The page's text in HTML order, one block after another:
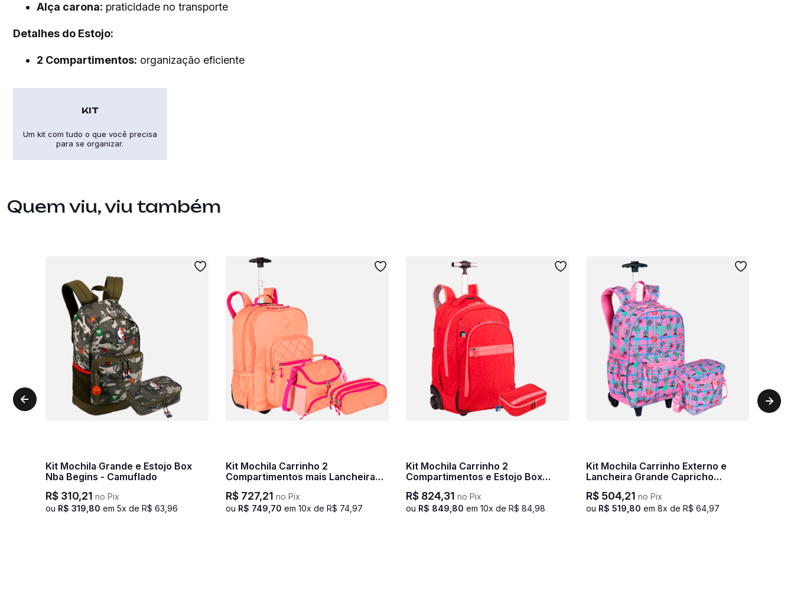
Alça carona: praticidade no transporte
Detalhes do Estojo:
2 Compartimentos: organização eficiente
KIT
Um kit com tudo o que você precisa
para se organizar.
Quem viu, viu também
Kit Mochila Grande e Estojo Box
Nba Begins - Camuflado
R$ 310,21 no Pix
ou R$ 319 80 em 5x de R$ 63 96
Kit Mochila Carrinho 2
Compartimentos mais Lancheira
com Bolso Frontal e Estojo 3
Compartimentos Sestini Lover -
Coral
R$ 727,21 no Pix
ou R$ 749 70 em 10x de R$ 74, 97
Kit Mochila Carrinho 2
Compartimentos e Estojo Box
Especial Paul Frank T03 - Cereja
R$ 824,31 no Pix
ou R$ 849 80 em 10x de R$ 84, 98
Kit Mochila Carrinho Externo e
Lancheira Grande Capricho
Student - Rosa Claro
R$ 504,21 no Pix
ou R$ 519 80 em 8x de R$ 64, 97